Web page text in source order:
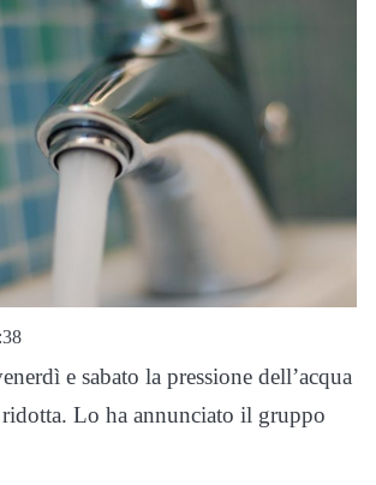
e sabato la pressione dell’acqua
ridotta. Lo ha annunciato il gruppo